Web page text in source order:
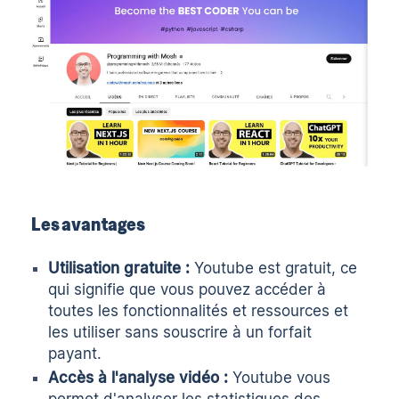
Les avantages
Utilisation gratuite : Youtube est gratuit, ce
qui signifie que vous pouvez accéder à
toutes les fonctionnalités et ressources et
les utiliser sans souscrire à un forfait
payant.
Accès à l'analyse vidéo : Youtube vous